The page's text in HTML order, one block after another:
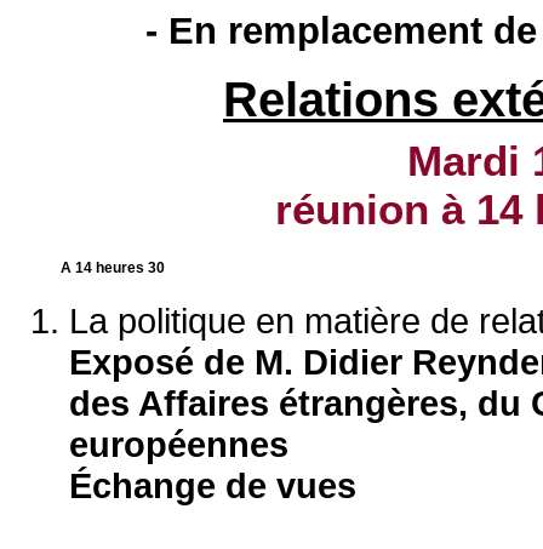
- En remplacement
Relations
Mardi
réunion à 14
A 14 heures 30
La politique en matière de
Exposé de M. Didier
des Affaires étrangères, du
européennes
Échange de vues